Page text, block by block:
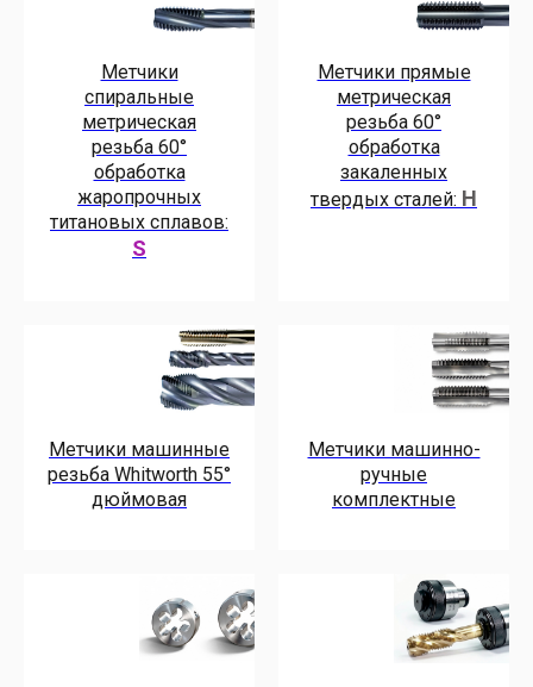
Метчики
спиральные
метрическая
резьба 60°
обработка
жаропрочных
титановых сплавов:
S
Метчики прямые
метрическая
резьба 60°
обработка
закаленных
твердых сталей: H
Метчики машинные
резьба Whitworth 55°
дюймовая
Метчики машинно-
ручные
комплектные